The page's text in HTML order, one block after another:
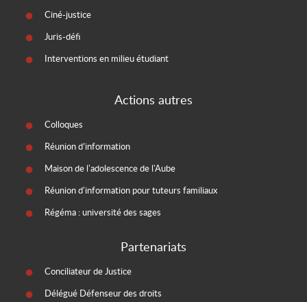
Ciné-justice
Juris-défi
Interventions en milieu étudiant
Actions autres
Colloques
Réunion d’information
Maison de l'adolescence de l'Aube
Réunion d'information pour tuteurs familiaux
Régéma : université des sages
Partenariats
Conciliateur de Justice
Délégué Défenseur des droits